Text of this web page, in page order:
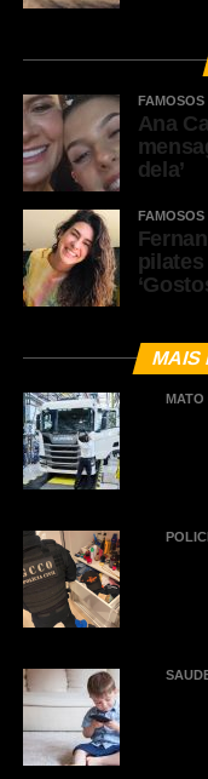
FAMOSOS
Ana
dela’
FAMOSOS
MAIS
MATO